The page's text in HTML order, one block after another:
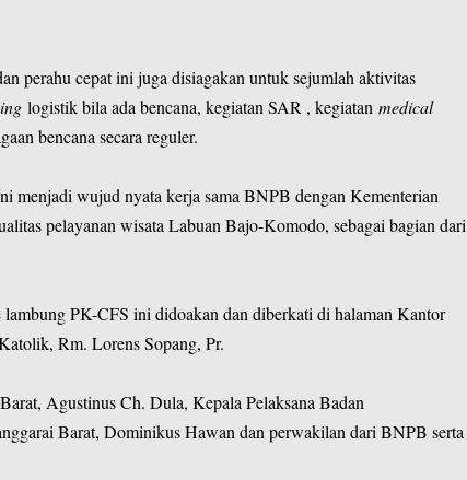
perahu cepat ini juga disiagakan untuk sejumlah aktivitas
logistik bila ada bencana, kegiatan SAR , kegiatan medical
bencana secara reguler.
menjadi wujud nyata kerja sama BNPB dengan Kementerian
pelayanan wisata Labuan Bajo-Komodo, sebagai bagian dari
PK-CFS ini didoakan dan diberkati di halaman Kantor
Rm. Lorens Sopang, Pr.
Agustinus Ch. Dula, Kepala Pelaksana Badan
Barat, Dominikus Hawan dan perwakilan dari BNPB serta